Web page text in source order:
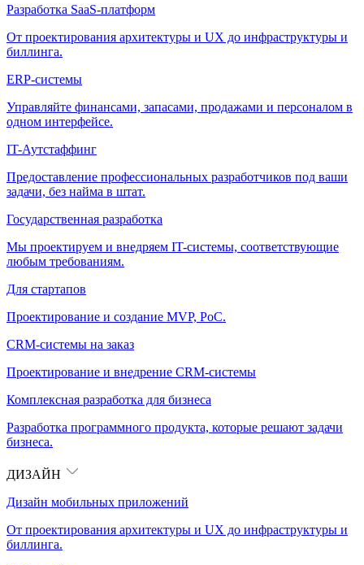
Разработка SaaS-платформ
От проектирования архитектуры и UX до инфраструктуры и
биллинга.
ERP-системы
Управляйте финансами, запасами, продажами и персоналом в
одном интерфейсе.
IT-Аутстаффинг
Предоставление профессиональных разработчиков под ваши
задачи, без найма в штат.
Государственная разработка
Мы проектируем и внедряем IT-системы, соответствующие
любым требованиям.
Для стартапов
Проектирование и создание MVP, PoC.
CRM-системы на заказ
Проектирование и внедрение CRM-системы
Комплексная разработка для бизнеса
Разработка программного продукта, которые решают задачи
бизнеса.
ДИЗАЙН
Дизайн мобильных приложений
От проектирования архитектуры и UX до инфраструктуры и
биллинга.